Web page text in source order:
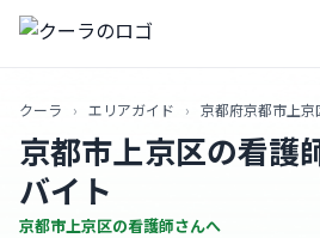
クーラ › エリアガイド › 京都府京都市上京
京都市上京区の看護
バイト
京都市上京区の看護師さんへ